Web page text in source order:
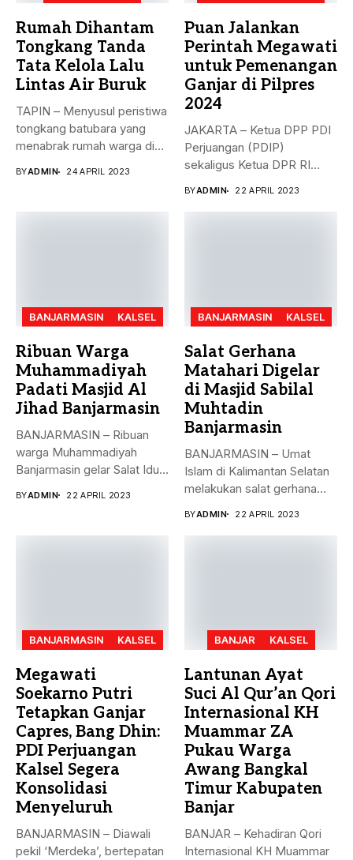
Rumah Dihantam
Tongkang Tanda
Tata Kelola Lalu
Lintas Air Buruk
TAPIN – Menyusul peristiwa
tongkang batubara yang
menabrak rumah warga di
BYADMIN 24 APRIL 2023
Puan Jalankan
Perintah Megawati
untuk Pemenangan
Ganjar di Pilpres
2024
JAKARTA – Ketua DPP PDI
Perjuangan (PDIP)
sekaligus Ketua DPR RI
BYADMIN 22 APRIL 2023
BANJARMASIN KALSEL
Ribuan Warga
Muhammadiyah
Padati Masjid Al
Jihad Banjarmasin
BANJARMASIN – Ribuan
warga Muhammadiyah
Banjarmasin gelar Salat Idul
BYADMIN 22 APRIL 2023
BANJARMASIN KALSEL
Salat Gerhana
Matahari Digelar
di Masjid Sabilal
Muhtadin
Banjarmasin
BANJARMASIN – Umat
Islam di Kalimantan Selatan
melakukan salat gerhana
BYADMIN 22 APRIL 2023
BANJARMASIN KALSEL
Megawati
Soekarno Putri
Tetapkan Ganjar
Capres, Bang Dhin:
PDI Perjuangan
Kalsel Segera
Konsolidasi
Menyeluruh
BANJARMASIN – Diawali
pekil ‘Merdeka’, bertepatan
BANJAR KALSEL
Lantunan Ayat
Suci Al Qur’an Qori
Internasional KH
Muammar ZA
Pukau Warga
Awang Bangkal
Timur Kabupaten
Banjar
BANJAR – Kehadiran Qori
Internasional KH Muammar